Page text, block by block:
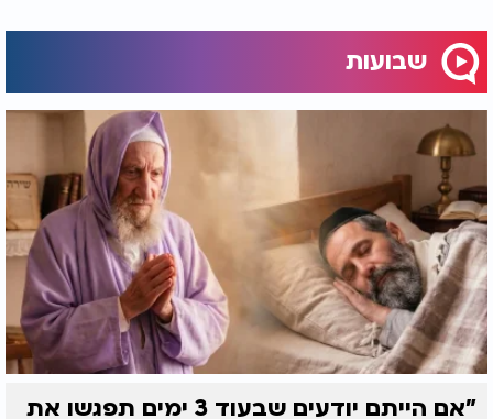
שבועות
"אם הייתם יודעים שבעוד 3 ימים תפגשו את